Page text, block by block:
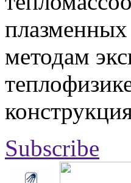
методам
Subscribe